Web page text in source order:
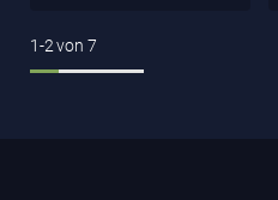
1-2von 7